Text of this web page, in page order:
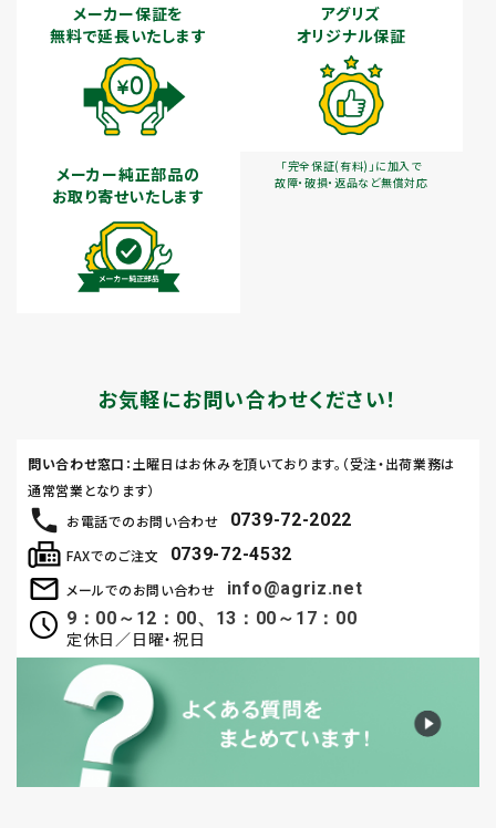
メーカー保証を
無料で延長いたします
アグリズ
オリジナル保証
「完全保証(有料)」に加入で
故障・破損・返品など無償対応
メーカー純正部品の
お取り寄せいたします
お気軽にお問い合わせください！
お電話でのお問い合わせ 0739-72-2022
メールでのお問い合わせ
info@agriz.net
9：00～12：00、13：00～17：00
定休日／日曜・祝日
FAXでのご注文 0739-72-4532
問い合わせ窓口 ：土曜日はお休みを頂いております。（受注・出荷業務は
通常営業となります）